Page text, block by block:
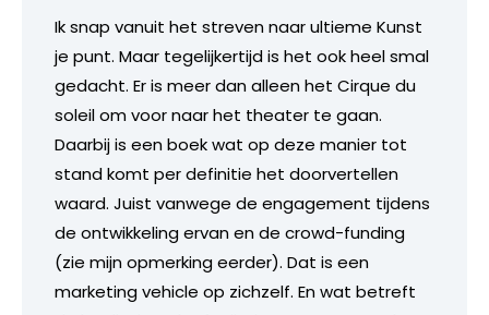
Ik snap vanuit het streven naar ultieme Kunst
je punt. Maar tegelijkertijd is het ook heel smal
gedacht. Er is meer dan alleen het Cirque du
soleil om voor naar het theater te gaan.
Daarbij is een boek wat op deze manier tot
stand komt per definitie het doorvertellen
waard. Juist vanwege de engagement tijdens
de ontwikkeling ervan en de crowd-funding
(zie mijn opmerking eerder). Dat is een
marketing vehicle op zichzelf. En wat betreft